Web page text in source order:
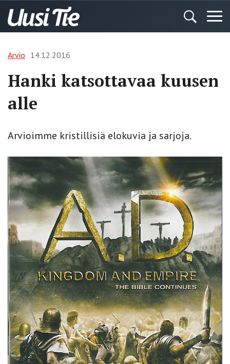
Arvio 14.12.2016
Hanki katsottavaa kuusen
alle
Arvioimme kristillisiä elokuvia ja sarjoja.